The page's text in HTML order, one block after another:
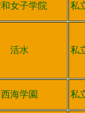
女子学院 私
活水 私
西海学園 私